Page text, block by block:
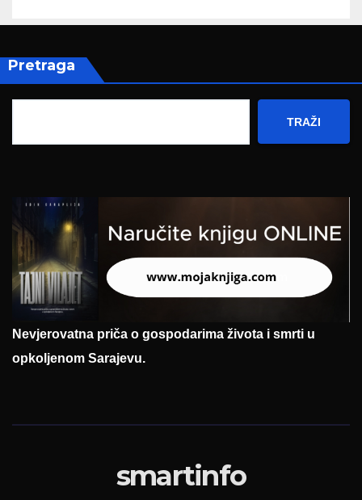
Pretraga
TRAŽI
Nevjerovatna priča o gospodarima života i smrti u
opkoljenom Sarajevu.
smartinfo